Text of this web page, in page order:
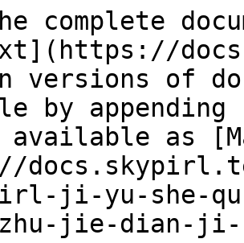
complete
versions of
by
available as
ji-yu-she-qu-
jie-dian-ji-